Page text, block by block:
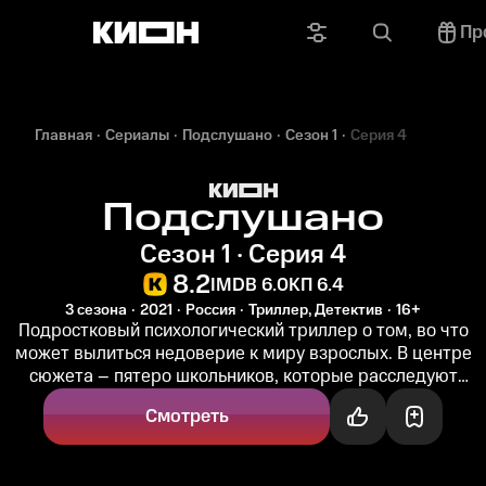
Главная Сериалы Подслушано Сезон 1 Серия 4
Подслушано
Сезон 1 · Серия 4
8.2IMDB 6.0КП 6.4
3 сезона 2021 Россия Триллер, Детектив 16+
Подростковый психологический триллер о том, во что
может вылиться недоверие к миру взрослых. В центре
сюжета – пятеро школьников, которые расследуют
загадочное исчезновение...
Смотреть